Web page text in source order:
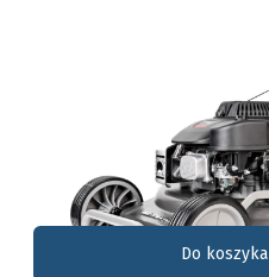
Do koszyka